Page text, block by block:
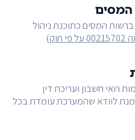
המסים
המסים כתוכנת ניהול
)
רואי חשבון ועריכת דין
לוודא שהמערכת עומדת בכל